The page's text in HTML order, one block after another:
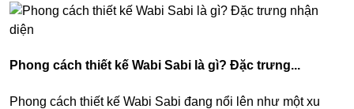
Phong cách thiết kế Wabi Sabi là gì? Đặc trưng...
Phong cách thiết kế Wabi Sabi đang nổi lên như một xu